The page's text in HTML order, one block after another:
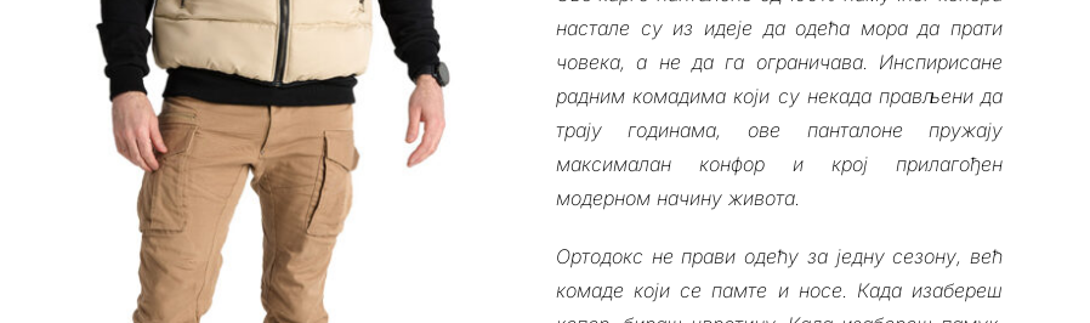
настале су из идеје да одећа мора да прати
човека, а не да га ограничава. Инспирисане
радним комадима који су некада прављени да
трају годинама, ове панталоне пружају
максималан конфор и крој прилагођен
модерном начину живота.
Ортодокс не прави одећу за једну сезону, већ
комаде који се памте и носе. Када изабереш